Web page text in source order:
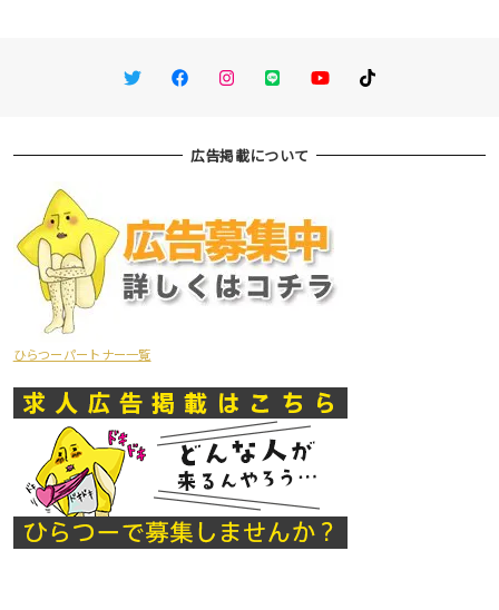
TwitterFacebookInstagram
LINE You TubeTikTok
広告掲載について
ひらつーパートナー一覧